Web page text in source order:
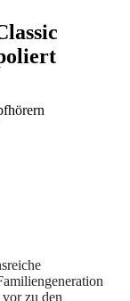
zu den